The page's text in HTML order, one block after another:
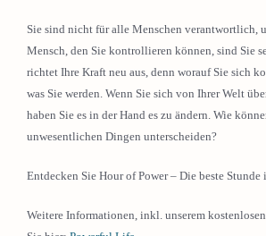
Sie sind nicht für alle Menschen verantwortlich,
Mensch, den Sie kontrollieren können, sind Sie
richtet Ihre Kraft neu aus, denn worauf Sie sich
was Sie werden. Wenn Sie sich von Ihrer Welt
haben Sie es in der Hand es zu ändern. Wie
unwesentlichen Dingen unterscheiden?
Entdecken Sie Hour of Power – Die beste Stunde
Weitere Informationen, inkl. unserem